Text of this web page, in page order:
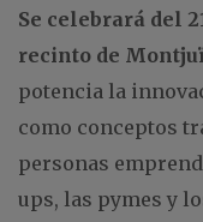
Se celebrará del
recinto de
potencia la
como conceptos
personas
ups, las pymes y